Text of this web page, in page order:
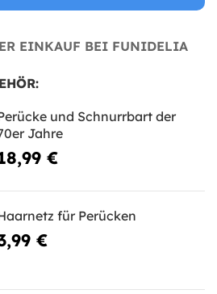
EINKAUF BEI FUNIDELIA
und Schnurrbart der
Jahre
€
für Perücken
€